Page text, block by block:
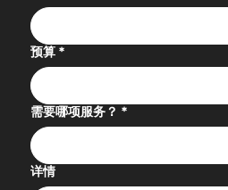
预算 *
需要哪项服务？ *
详情